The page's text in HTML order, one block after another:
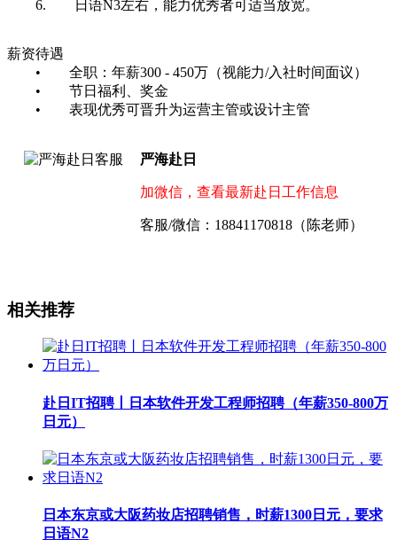
6. 日语N3左右，能力优秀者可适当放宽。
薪资待遇
• 全职：年薪300 - 450万（视能力/入社时间面议）
• 节日福利、奖金
• 表现优秀可晋升为运营主管或设计主管
严海赴日
加微信，查看最新赴日工作信息
客服/微信：18841170818（陈老师）
相关推荐
赴日IT招聘丨日本软件开发工程师招聘（年薪350-800万
日元）
日本东京或大阪药妆店招聘销售，时薪1300日元，要求
日语N2